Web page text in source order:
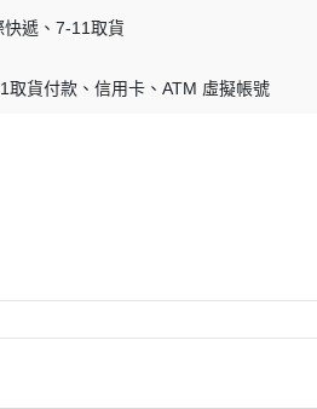
快遞 7-11取貨
取貨付款 信用卡 ATM 虛擬帳號